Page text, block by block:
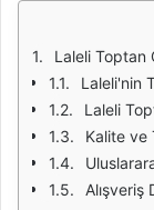
Laleli Toptan
Laleli'nin
Laleli
Kalite ve
Alışveriş